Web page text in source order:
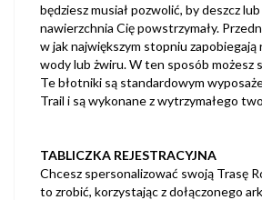
będziesz musiał pozwolić, by deszcz
nawierzchnia Cię powstrzymały.
w jak największym stopniu zapobiegają
wody lub żwiru. W ten sposób możesz
Te błotniki są standardowym
Trail i są wykonane z wytrzymałego
TABLICZKA REJESTRACYJNA
Chcesz spersonalizować swoją Trasę
to zrobić, korzystając z dołączonego